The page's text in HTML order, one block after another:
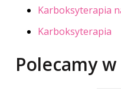
Karboksyterapia
Karboksyterapia
Polecamy